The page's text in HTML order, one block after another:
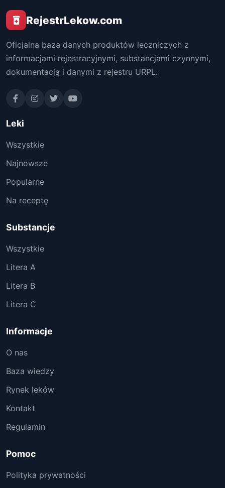
RejestrLekow.com
Oficjalna baza danych produktów leczniczych z
informacjami rejestracyjnymi, substancjami czynnymi,
dokumentacją i danymi z rejestru URPL.
Leki
Wszystkie
Najnowsze
Popularne
Na receptę
Substancje
Wszystkie
Litera A
Litera B
Litera C
Informacje
O nas
Baza wiedzy
Rynek leków
Kontakt
Regulamin
Pomoc
Polityka prywatności